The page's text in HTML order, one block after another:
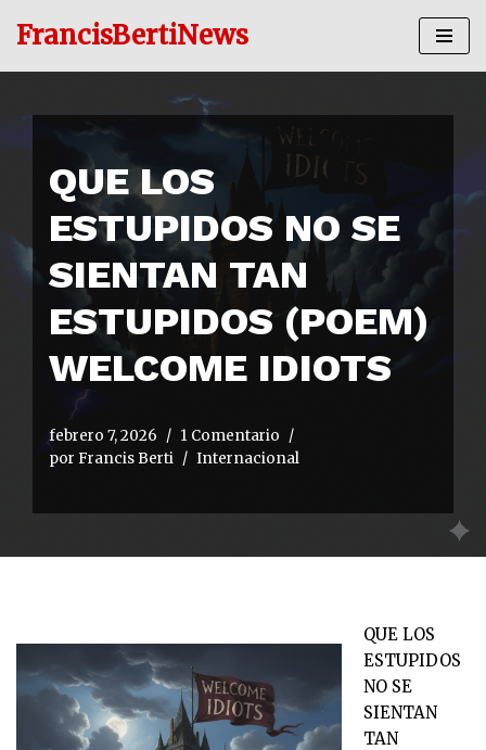
contenido
FrancisBertiNews
QUE LOS
ESTUPIDOS NO SE
SIENTAN TAN
ESTUPIDOS (POEM)
WELCOME IDIOTS
febrero 7, 2026
1 Comentario
por Francis Berti Internacional
QUE LOS
ESTUPIDOS
NO SE
SIENTAN
TAN